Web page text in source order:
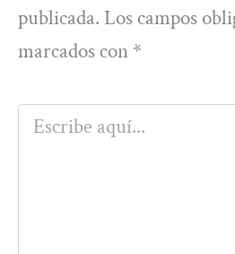
publicada. Los campos
marcados con *
Escribe
aquí...